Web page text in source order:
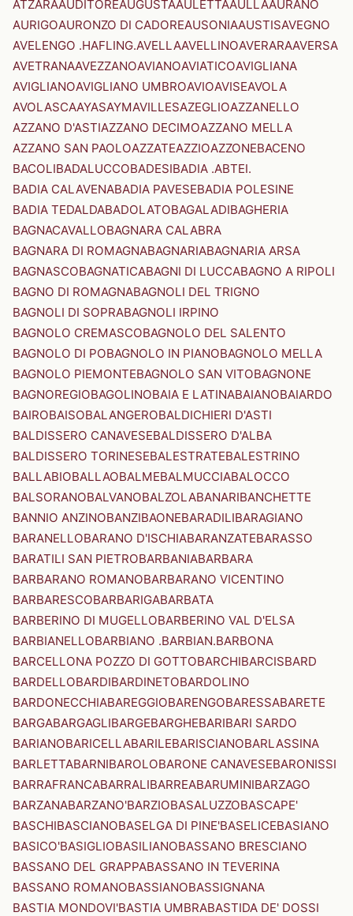
ATZARAAUDITOREAUGUSTAAULETTAAULLAAURANO
AURIGOAURONZO DI CADOREAUSONIAAUSTISAVEGNO
AVELENGO .HAFLING.AVELLAAVELLINOAVERARAAVERSA
AVETRANAAVEZZANOAVIANOAVIATICOAVIGLIANA
AVIGLIANOAVIGLIANO UMBROAVIOAVISEAVOLA
AVOLASCAAYASAYMAVILLESAZEGLIOAZZANELLO
AZZANO D'ASTIAZZANO DECIMOAZZANO MELLA
AZZANO SAN PAOLOAZZATEAZZIOAZZONEBACENO
BACOLIBADALUCCOBADESIBADIA .ABTEI.
BADIA CALAVENABADIA PAVESEBADIA POLESINE
BADIA TEDALDABADOLATOBAGALADIBAGHERIA
BAGNACAVALLOBAGNARA CALABRA
BAGNARA DI ROMAGNABAGNARIABAGNARIA ARSA
BAGNASCOBAGNATICABAGNI DI LUCCABAGNO A RIPOLI
BAGNO DI ROMAGNABAGNOLI DEL TRIGNO
BAGNOLI DI SOPRABAGNOLI IRPINO
BAGNOLO CREMASCOBAGNOLO DEL SALENTO
BAGNOLO DI POBAGNOLO IN PIANOBAGNOLO MELLA
BAGNOLO PIEMONTEBAGNOLO SAN VITOBAGNONE
BAGNOREGIOBAGOLINOBAIA E LATINABAIANOBAIARDO
BAIROBAISOBALANGEROBALDICHIERI D'ASTI
BALDISSERO CANAVESEBALDISSERO D'ALBA
BALDISSERO TORINESEBALESTRATEBALESTRINO
BALLABIOBALLAOBALMEBALMUCCIABALOCCO
BALSORANOBALVANOBALZOLABANARIBANCHETTE
BANNIO ANZINOBANZIBAONEBARADILIBARAGIANO
BARANELLOBARANO D'ISCHIABARANZATEBARASSO
BARATILI SAN PIETROBARBANIABARBARA
BARBARANO ROMANOBARBARANO VICENTINO
BARBARESCOBARBARIGABARBATA
BARBERINO DI MUGELLOBARBERINO VAL D'ELSA
BARBIANELLOBARBIANO .BARBIAN.BARBONA
BARCELLONA POZZO DI GOTTOBARCHIBARCISBARD
BARDELLOBARDIBARDINETOBARDOLINO
BARDONECCHIABAREGGIOBARENGOBARESSABARETE
BARGABARGAGLIBARGEBARGHEBARIBARI SARDO
BARIANOBARICELLABARILEBARISCIANOBARLASSINA
BARLETTABARNIBAROLOBARONE CANAVESEBARONISSI
BARRAFRANCABARRALIBARREABARUMINIBARZAGO
BARZANABARZANO'BARZIOBASALUZZOBASCAPE'
BASCHIBASCIANOBASELGA DI PINE'BASELICEBASIANO
BASICO'BASIGLIOBASILIANOBASSANO BRESCIANO
BASSANO DEL GRAPPABASSANO IN TEVERINA
BASSANO ROMANOBASSIANOBASSIGNANA
BASTIA MONDOVI'BASTIA UMBRABASTIDA DE' DOSSI